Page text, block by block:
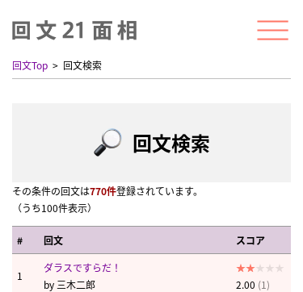
回文Top 回文検索
回文検索
その条件の回文は770件登録されています。
（うち100件表示）
# 回文 スコア
1
ダラスですらだ！
by 三木二郎 2.00 (1)